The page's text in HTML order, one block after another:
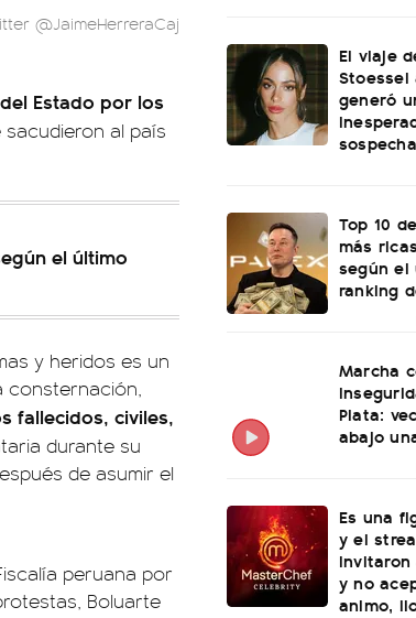
@JaimeHerreraCaj
Estado por los
al país
el último
y heridos es un
consternación,
fallecidos, civiles,
durante su
de asumir el
peruana por
Boluarte
El viaje
Stoessel
generó
Top 10
más
según el
ranking
Marcha
Plata:
abajo
Es una
y el
y no
animo,